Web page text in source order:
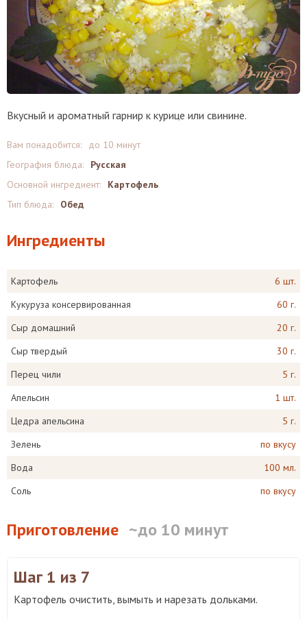
Вкусный и ароматный гарнир к курице или свинине.
Вам понадобится:
до 10 минут
География блюда:
Русская
Основной ингредиент:
Картофель
Тип блюда:
Обед
Ингредиенты
Картофель
6 шт.
Кукуруза консервированная
60 г.
Сыр домашний
20 г.
Сыр твердый
30 г.
Перец чили
5 г.
Апельсин
1 шт.
Цедра апельсина
5 г.
Зелень
по вкусу
Вода
100 мл.
Соль
по вкусу
Приготовление ~до 10 минут
Шаг 1 из 7
Картофель очистить, вымыть и нарезать дольками.